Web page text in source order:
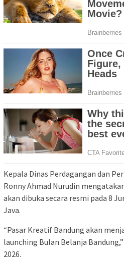
Kepala Dinas Perdagangan dan
Ronny Ahmad Nurudin
akan dibuka secara resmi pada 8
Java.
“Pasar Kreatif Bandung akan
launching Bulan Belanja
2026.